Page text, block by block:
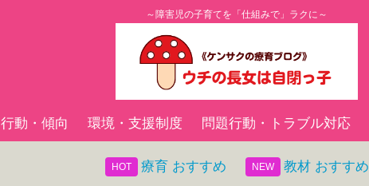
～障害児の子育てを「仕組みで」ラクに～
行動・傾向 環境・支援制度 問題行動・トラブル対応
療育 おすすめ 教材 おすすめ